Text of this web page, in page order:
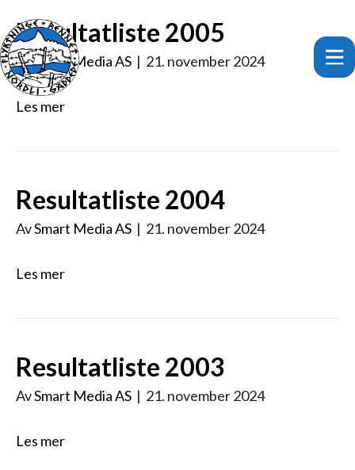
Resultatliste 2005
AvSmart Media AS | 21. november 2024
Les mer
Resultatliste 2004
AvSmart Media AS | 21. november 2024
Les mer
Resultatliste 2003
AvSmart Media AS | 21. november 2024
Les mer